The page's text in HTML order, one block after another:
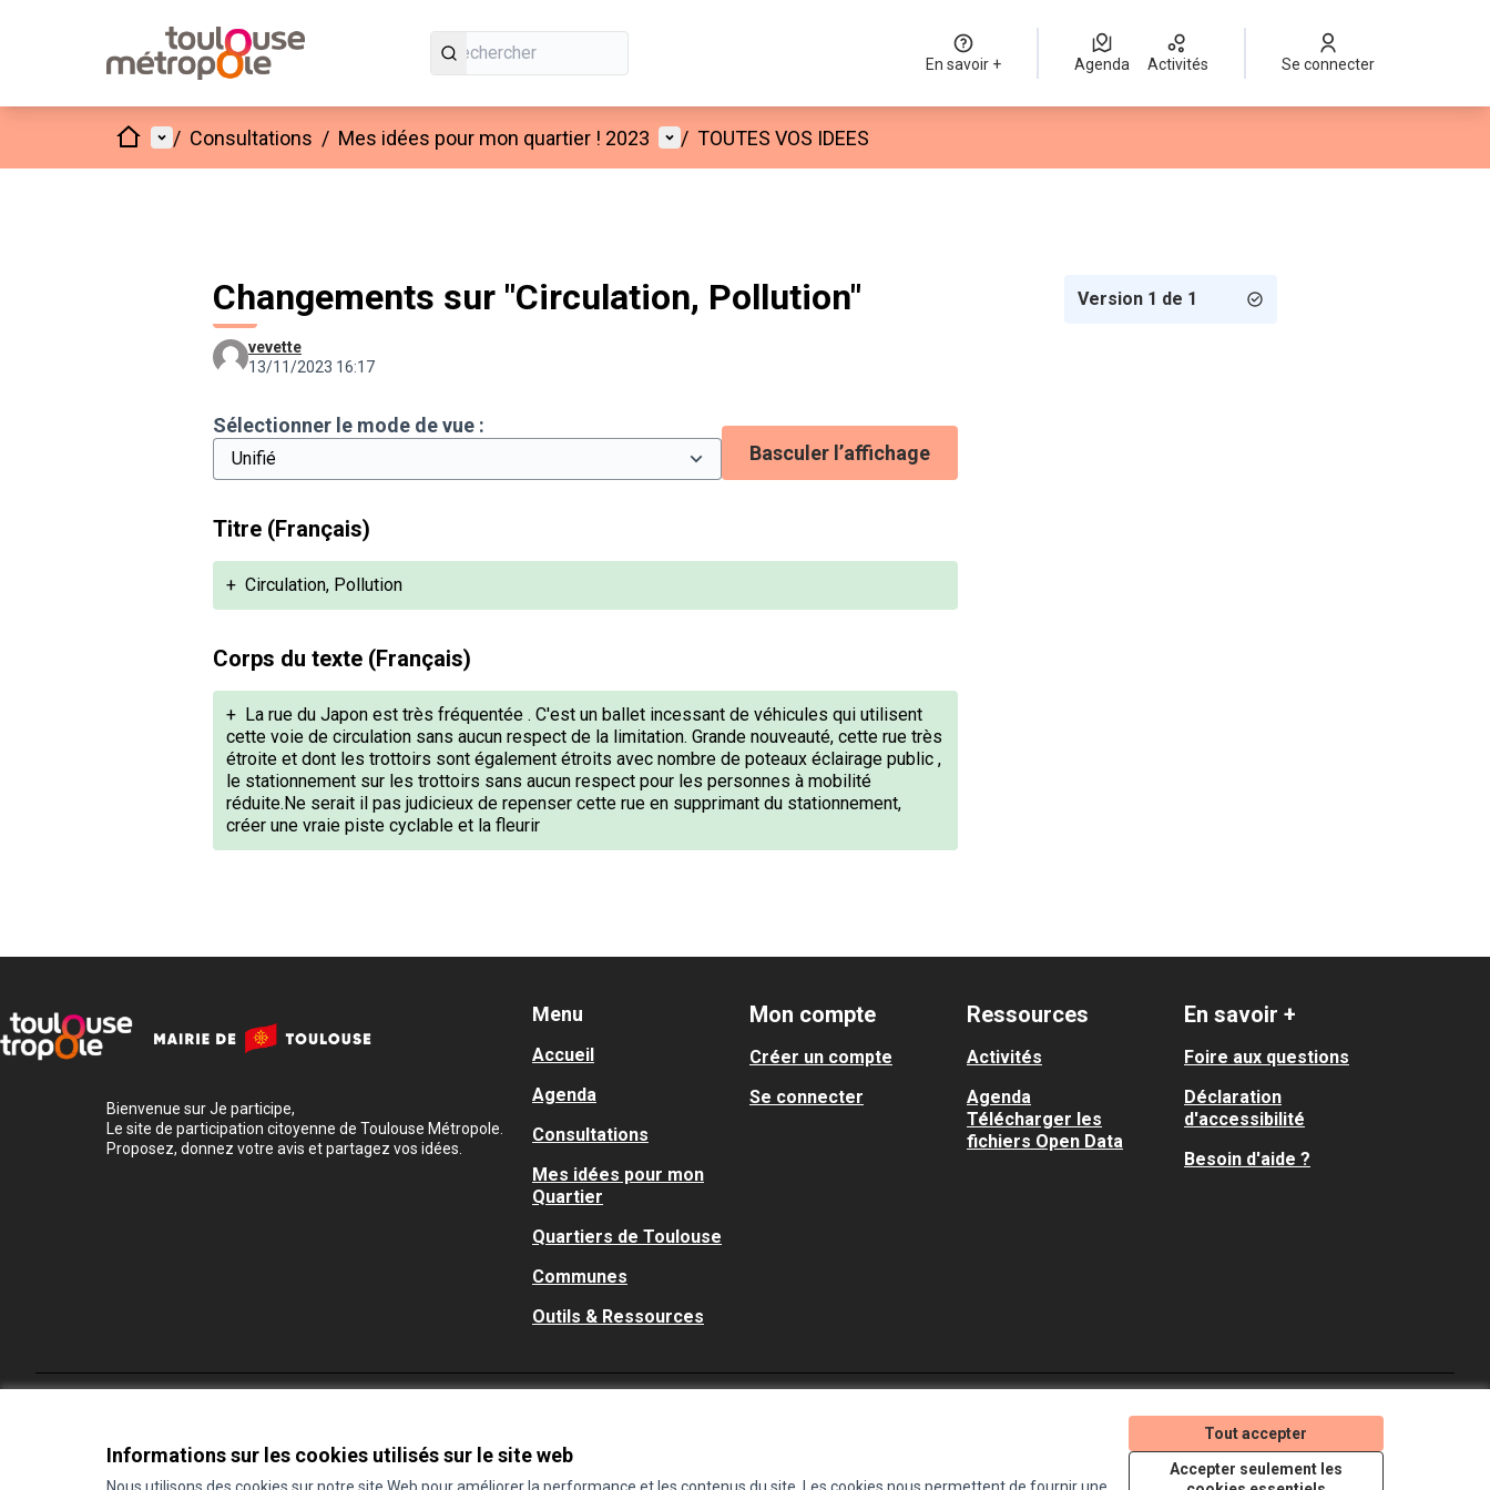
Informations sur les cookies utilisés sur le site web
Nous utilisons des cookies sur notre site Web pour améliorer la performance et les contenus du site. Les cookies nous permettent de fournir une
Tout accepter
Accepter seulement les
En savoir + Agenda Activités Se connecter
AccueilMenu principal
/ Consultations / Mes idées pour mon quartier ! 2023 Menu utilisateur
/ TOUTES VOS IDEES
Changements sur "Circulation, Pollution"
vevette
13/11/2023 16:17
Sélectionner le mode de vue :
Basculer l’affichage
Titre (Français)
+ Circulation, Pollution
Corps du texte (Français)
+ La rue du Japon est très fréquentée . C'est un ballet incessant de véhicules qui utilisent
cette voie de circulation sans aucun respect de la limitation. Grande nouveauté, cette rue très
étroite et dont les trottoirs sont également étroits avec nombre de poteaux éclairage public ,
le stationnement sur les trottoirs sans aucun respect pour les personnes à mobilité
réduite.Ne serait il pas judicieux de repenser cette rue en supprimant du stationnement,
créer une vraie piste cyclable et la fleurir
Version 1 de 1
Bienvenue sur Je participe,
Le site de participation citoyenne de Toulouse Métropole.
Proposez, donnez votre avis et partagez vos idées.
Menu
Accueil
Agenda
Consultations
Mes idées pour mon
Quartier
Quartiers de Toulouse
Communes
Outils & Ressources
Mon compte
Créer un compte
Se connecter
Ressources
Activités
Agenda
Télécharger les
fichiers Open Data
En savoir +
Foire aux questions
Déclaration
d'accessibilité
Besoin d'aide ?
(Lien externe)
(Lien externe)
(Lien externe)